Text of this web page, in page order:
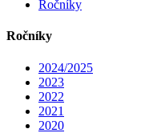
Ročníky
Ročníky
2024/2025
2023
2022
2021
2020